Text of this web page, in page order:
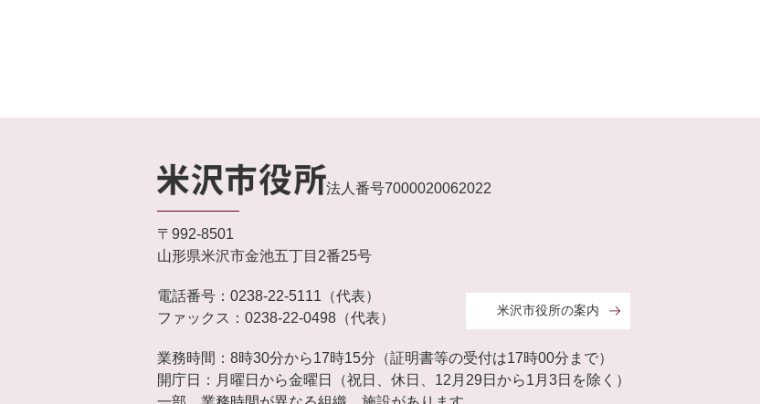
法人番号7000020062022
〒992-8501
山形県米沢市金池五丁目2番25号
電話番号：0238-22-5111（代表）
ファックス：0238-22-0498（代表）
米沢市役所の案内
業務時間：8時30分から17時15分（証明書等の受付は17時00分まで）
開庁日：月曜日から金曜日（祝日、休日、12月29日から1月3日を除く）